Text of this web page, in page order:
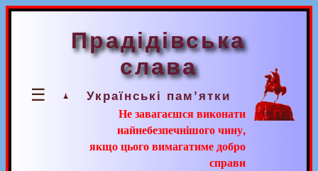
☰
Прадідівська
слава
Українські пам’ятки
Не завагаєшся виконати
найнебезпечнішого чину,
якщо цього вимагатиме добро
справи